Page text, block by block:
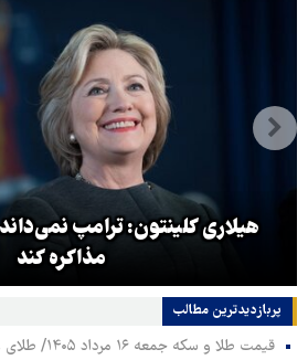
جهانگیر: آقای خرازی به دادگاه
شد
پربازدیدترین‌ مطالب
قیمت طلا و سکه جمعه ۱۶ مرداد ۱۴۰۵/ طلای ۱۸ عیار امروز چند؟